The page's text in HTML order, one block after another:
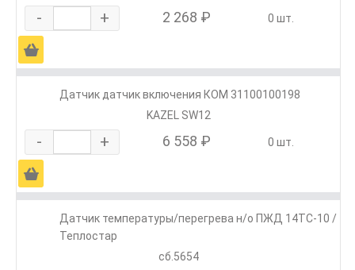
- + 2 268 ₽ 0 шт.
Ä
Датчик датчик включения КОМ 31100100198
KAZEL SW12
- + 6 558 ₽ 0 шт.
Ä
Датчик температуры/перегрева н/о ПЖД 14ТС-10 /
Теплостар
сб.5654